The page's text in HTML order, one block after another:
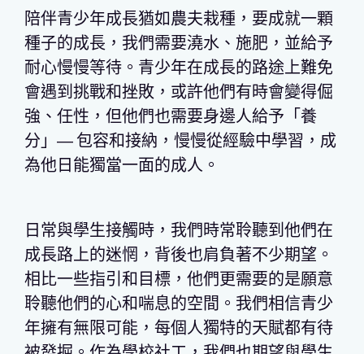
陪伴青少年成長猶如農夫栽種，要成就一顆
種子的成長，我們需要澆水、施肥，並給予
耐心慢慢等待。青少年在成長的路途上難免
會遇到挑戰和挫敗，或許他們有時會變得倔
強、任性，但他們也需要身邊人給予「養
分」― 包容和接納，慢慢從經驗中學習，成
為他日能獨當一面的成人。
日常與學生接觸時，我們時常聆聽到他們在
成長路上的迷惘，背後也肩負著不少期望。
相比一些指引和目標，他們更需要的是願意
聆聽他們的心和喘息的空間。我們相信青少
年擁有無限可能，每個人獨特的天賦都有待